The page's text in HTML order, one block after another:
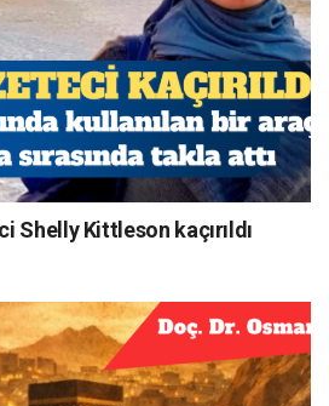
Shelly Kittleson kaçırıldı